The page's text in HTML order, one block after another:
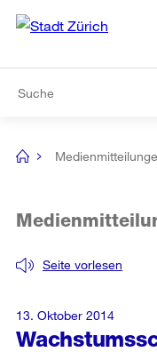
Navigation
[no
Seite vorlesen
13. Oktober 2014